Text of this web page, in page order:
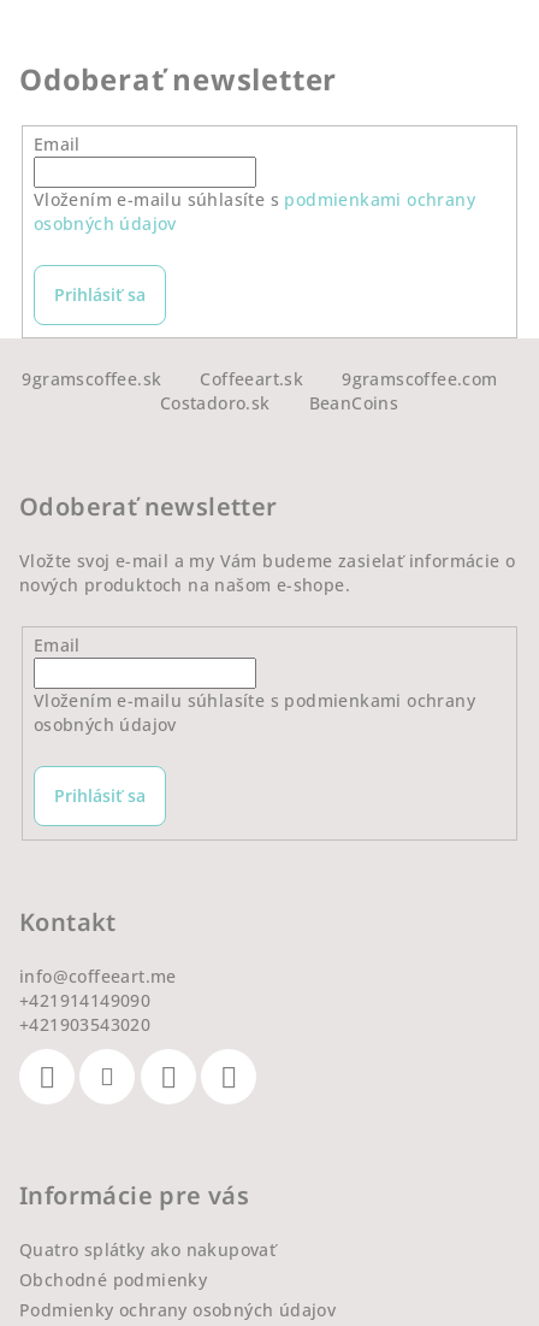
á
d
a
e
y
v
ý
u
Odoberať newsletter
Email
Vložením e-mailu súhlasíte s podmienkami ochrany
osobných údajov
Prihlásiť sa
9gramscoffee.sk Coffeeart.sk
9gramscoffee.com
Costadoro.sk
BeanCoins
Odoberať newsletter
Vložte svoj e-mail a my Vám budeme zasielať informácie o
nových produktoch na našom e-shope.
Email
Vložením e-mailu súhlasíte s podmienkami ochrany
osobných údajov
Prihlásiť sa
Kontakt
info@coffeeart.me
+421914149090
+421903543020
Informácie pre vás
Quatro splátky ako nakupovať
Obchodné podmienky
Podmienky ochrany osobných údajov